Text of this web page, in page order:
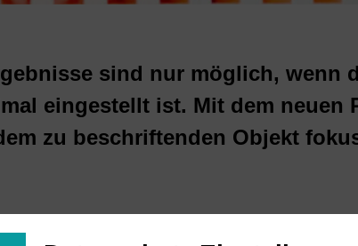
sind nur möglich, wenn
eingestellt ist. Mit dem neuen
zu beschriftenden Objekt